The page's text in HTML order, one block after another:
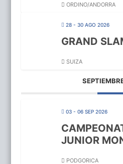
ORDINO/ANDORRA
28 - 30 AGO 2026
GRAND
SUIZA
03 - 06 SEP 2026
JUNIOR
PODGORICA